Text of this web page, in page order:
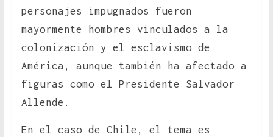
personajes impugnados fueron
mayormente hombres vinculados a la
colonización y el esclavismo de
América, aunque también ha afectado a
figuras como el Presidente Salvador
Allende.
En el caso de Chile, el tema es